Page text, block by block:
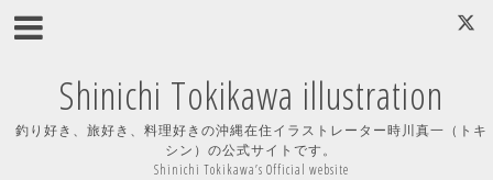
Shinichi Tokikawa illustration
釣り好き、旅好き、料理好きの沖縄在住イラストレーター時川真一（トキ
シン）の公式サイトです。
Shinichi Tokikawa’s Official website